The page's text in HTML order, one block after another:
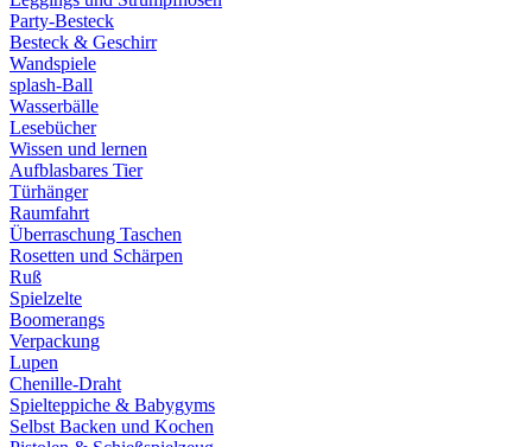
Party-Besteck
Besteck & Geschirr
Wandspiele
splash-Ball
Wasserbälle
Lesebücher
Wissen und lernen
Aufblasbares Tier
Türhänger
Raumfahrt
Überraschung Taschen
Rosetten und Schärpen
Ruß
Spielzelte
Boomerangs
Verpackung
Lupen
Chenille-Draht
Spielteppiche & Babygyms
Selbst Backen und Kochen